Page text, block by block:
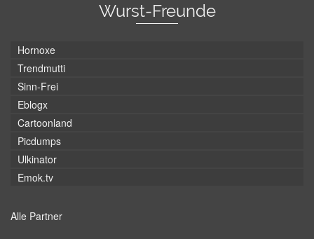
Wurst-Freunde
Hornoxe
Trendmutti
Sinn-Frei
Eblogx
Cartoonland
Picdumps
Ulkinator
Emok.tv
Alle Partner